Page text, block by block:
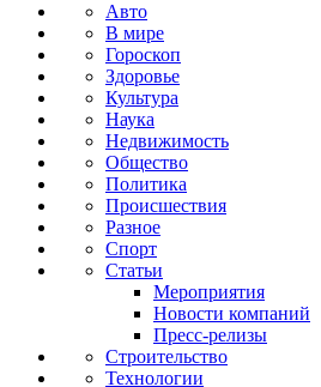
Авто
В мире
Гороскоп
Здоровье
Культура
Наука
Недвижимость
Общество
Политика
Происшествия
Разное
Спорт
Статьи
Мероприятия
Новости компаний
Пресс-релизы
Строительство
Технологии